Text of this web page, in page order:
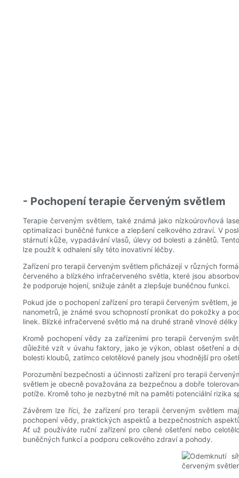
- Pochopení terapie červeným světlem
Terapie červeným světlem, také známá jako nízkoúrovňová
optimalizaci buněčné funkce a zlepšení celkového zdraví. V
stárnutí kůže, vypadávání vlasů, úlevy od bolesti a zánětů.
lze použít k odhalení síly této inovativní léčby.
Zařízení pro terapii červeným světlem přicházejí v různých
červeného a blízkého infračerveného světla, které jsou
že podporuje hojení, snižuje zánět a zlepšuje buněčnou funkci.
Pokud jde o pochopení zařízení pro terapii červeným světlem,
nanometrů, je známé svou schopností pronikat do pokožky a
linek. Blízké infračervené světlo má na druhé straně vlnové
Kromě pochopení vědy za zařízeními pro terapii červeným
důležité vzít v úvahu faktory, jako je výkon, oblast ošetření a
bolesti kloubů, zatímco celotělové panely jsou vhodnější pro
Porozumění bezpečnosti a účinnosti zařízení pro terapii
světlem je obecně považována za bezpečnou a dobře
potíže. Kromě toho je nezbytné mít na paměti potenciální rizika
Závěrem lze říci, že zařízení pro terapii červeným světlem
pochopení vědy, praktických aspektů a bezpečnostních
Ať už používáte ruční zařízení pro cílené ošetření nebo
buněčných funkcí a podporu celkového zdraví a pohody.